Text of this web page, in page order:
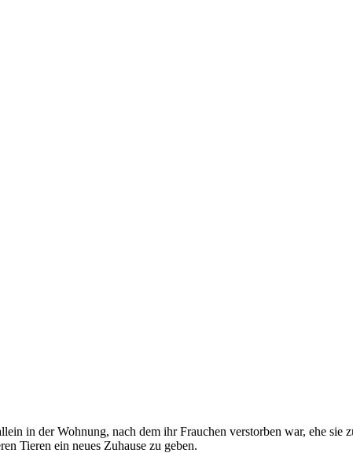
in der Wohnung, nach dem ihr Frauchen verstorben war, ehe sie
Tieren ein neues Zuhause zu geben.